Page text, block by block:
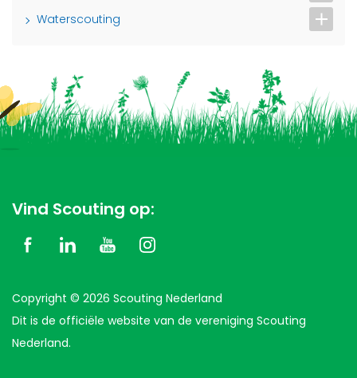
Waterscouting
Vind Scouting op:
Copyright © 2026 Scouting Nederland
Dit is de officiële website van de vereniging Scouting
Nederland.